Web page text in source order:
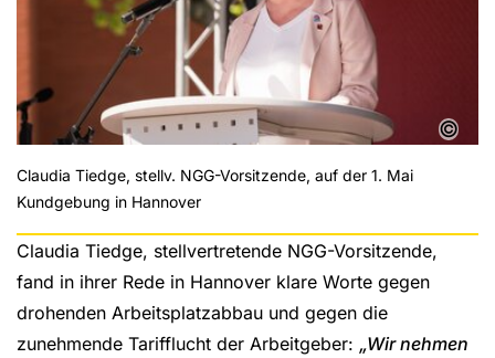
Claudia Tiedge, stellv. NGG-Vorsitzende, auf der 1. Mai
Kundgebung in Hannover
©
Claudia Tiedge, stellvertretende NGG-Vorsitzende,
fand in ihrer Rede in Hannover klare Worte gegen
drohenden Arbeitsplatzabbau und gegen die
zunehmende Tarifflucht der Arbeitgeber: „Wir nehmen